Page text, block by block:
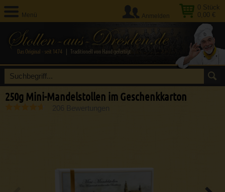
Menü
0 Stück
0,00 €
Anmelden
250g Mini-Mandelstollen im Geschenkkarton